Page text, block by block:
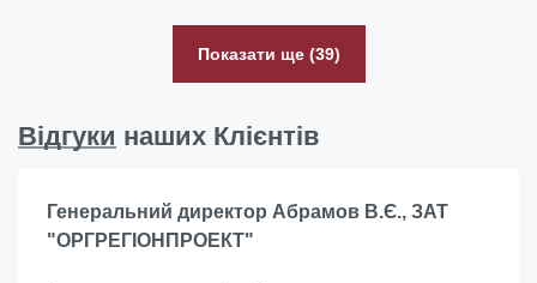
Показати ще (39)
Відгуки наших Клієнтів
Генеральний директор Абрамов В.Є., ЗАТ
"ОРГРЕГІОНПРОЕКТ"